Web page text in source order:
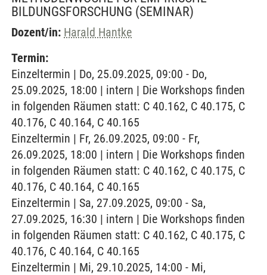
BILDUNGSFORSCHUNG (SEMINAR)
Dozent/in: Harald Hantke
Termin:
Einzeltermin | Do, 25.09.2025, 09:00 - Do,
25.09.2025, 18:00 | intern | Die Workshops finden
in folgenden Räumen statt: C 40.162, C 40.175, C
40.176, C 40.164, C 40.165
Einzeltermin | Fr, 26.09.2025, 09:00 - Fr,
26.09.2025, 18:00 | intern | Die Workshops finden
in folgenden Räumen statt: C 40.162, C 40.175, C
40.176, C 40.164, C 40.165
Einzeltermin | Sa, 27.09.2025, 09:00 - Sa,
27.09.2025, 16:30 | intern | Die Workshops finden
in folgenden Räumen statt: C 40.162, C 40.175, C
40.176, C 40.164, C 40.165
Einzeltermin | Mi, 29.10.2025, 14:00 - Mi,